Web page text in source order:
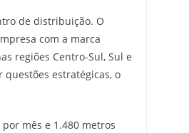
de distribuição. O
com a marca
regiões Centro-Sul, Sul e
questões estratégicas, o
mês e 1.480 metros